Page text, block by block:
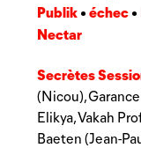
Publik •échec •
Nectar
Secrètes
(Nicou),
Elikya, Vakah
Baeten (Jean-